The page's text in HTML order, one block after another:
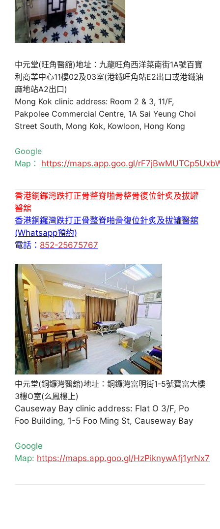
中元堂(旺角醫舘)地址：九龍旺角西洋菜南街1A號百寶
利商業中心11樓02及03室(港鐵旺角站E2出口或港鐵油
麻地站A2出口)
Mong Kok clinic address: Room 2 & 3, 11/F,
Pakpolee Commercial Centre, 1A Sai Yeung Choi
Street South, Mong Kok, Kowloon, Hong Kong
Google
Map： https://maps.app.goo.gl/
香港銅鑼灣跌打正骨整脊啪骨整骨復位針炙及拔罐
醫舘
香港銅鑼灣跌打正骨整脊啪骨復位針炙及拔罐醫舘
(Whatsapp預約)
電話： 852-25675767
中元堂(銅鑼灣醫舘)地址：銅鑼灣富明街1-5號寶富大樓
3樓O室(么鳳樓上)
Causeway Bay clinic address: Flat O 3/F, Po
Foo Building, 1-5 Foo Ming St, Causeway Bay
Google
Map: https://maps.app.goo.gl/HzPiknywAfj1yrNx7